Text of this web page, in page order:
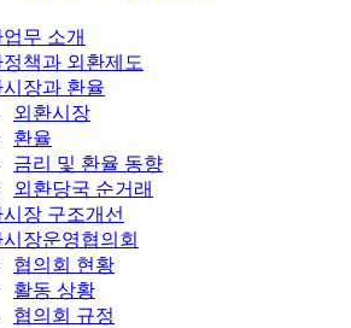
무 소개
정책과 외환제도
시장과 환율
외환시장
환율
금리 및 환율 동향
외환당국 순거래
장 구조개선
장운영협의회
협의회 현황
활동 상황
협의회 규정